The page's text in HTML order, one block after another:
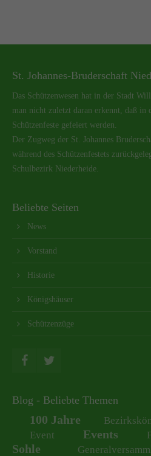
St. Johannes-Bruderschaft
Das Schützenwesen hat in der Stadt
man nicht zuletzt daran erkennt, daß in
Schützenfeste gefeiert werden.
Der Zugweg der St. Johannes
während des Schützenfestets
Schulbezirk Niederheide.
Beliebte Seiten
News
Vorstand
Historie
Königshäuser
Schützenzüge
Blog - Beliebte Themen
100 Jahre
Event Events
Sohle